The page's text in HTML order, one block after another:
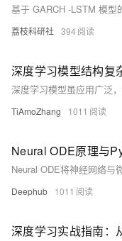
荔枝科研社 394
TiAmoZhang 1011
Deephub 1011